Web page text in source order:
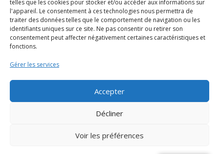
telles que les cookies pour stocker et/ou accéder aux informations sur
l'appareil. Le consentement à ces technologies nous permettra de
traiter des données telles que le comportement de navigation ou les
identifiants uniques sur ce site. Ne pas consentir ou retirer son
consentement peut affecter négativement certaines caractéristiques et
fonctions.
Gérer les services
Accepter
Décliner
Voir les préférences
Le village
20230 Pietra di Verde
© 2022 Mairie de Pietra Di Verde – Réalisation